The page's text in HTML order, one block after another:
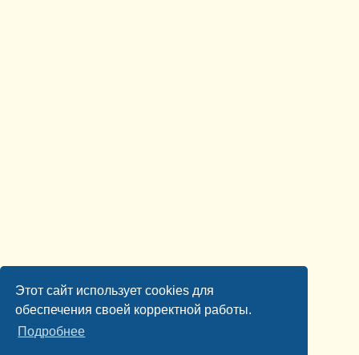
Этот сайт использует cookies для
обеспечения своей корректной работы.
Подробнее